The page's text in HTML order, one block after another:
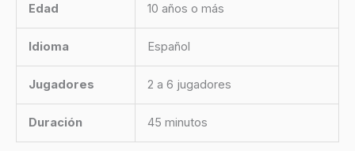
Edad 10 años o más
Idioma Español
Jugadores 2 a 6 jugadores
Duración 45 minutos